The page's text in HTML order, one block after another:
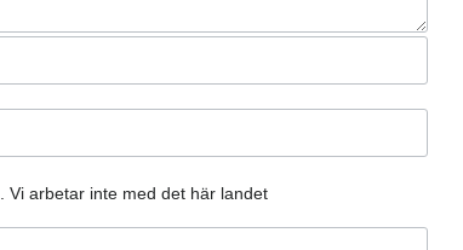
Vi arbetar inte med det här landet